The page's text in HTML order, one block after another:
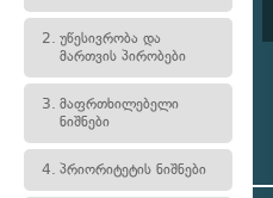
2. უწესივრობა და
მართვის პირობები
3. მაფრთხილებელი
ნიშნები
4. პრიორიტეტის ნიშნები